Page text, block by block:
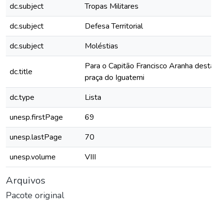
dc.subject
Tropas Militares
dc.subject
Defesa Territorial
dc.subject
Moléstias
dc.title
Para o Capitão Francisco Aranha
praça do Iguatemi
dc.type
Lista
unesp.firstPage
69
unesp.lastPage
70
unesp.volume
VIII
Arquivos
Pacote original